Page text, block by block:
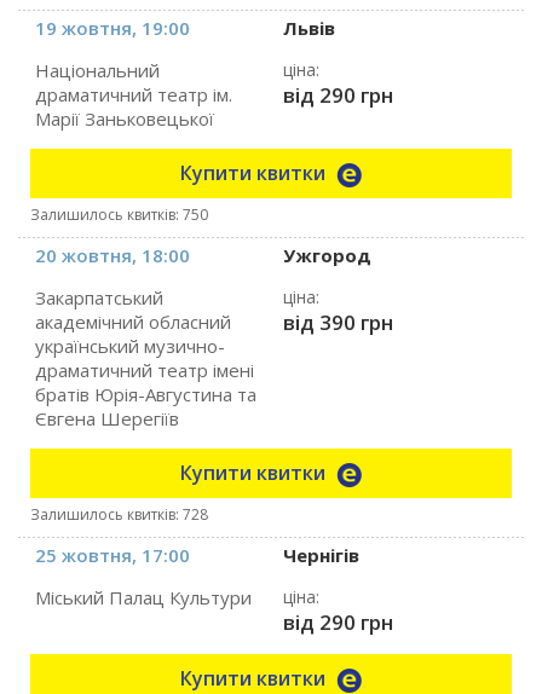
19 жовтня, 19:00
Львів
Національний
драматичний театр ім.
Марії Заньковецької
ціна:
від 290 грн
Купити квитки
Залишилось квитків: 750
20 жовтня, 18:00
Ужгород
Закарпатський
академічний обласний
український музично-
драматичний театр імені
братів Юрія-Августина та
Євгена Шерегіїв
ціна:
від 390 грн
Купити квитки
Залишилось квитків: 728
25 жовтня, 17:00
Чернігів
Міський Палац Культури
ціна:
від 290 грн
Купити квитки